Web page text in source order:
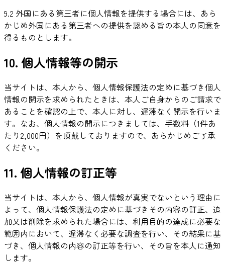
9.2 外国にある第三者に個人情報を提供する場合には、あら
かじめ外国にある第三者への提供を認める旨の本人の同意を
得るものとします。
10. 個人情報等の開示
当サイトは、本人から、個人情報保護法の定めに基づき個人
情報の開示を求められたときは、本人ご自身からのご請求で
あることを確認の上で、本人に対し、遅滞なく開示を行いま
す。なお、個人情報の開示につきましては、手数料（1件あ
たり2,000円）を頂戴しておりますので、あらかじめご了承
ください。
11. 個人情報の訂正等
当サイトは、本人から、個人情報が真実でないという理由に
よって、個人情報保護法の定めに基づきその内容の訂正、追
加又は削除を求められた場合には、利用目的の達成に必要な
範囲内において、遅滞なく必要な調査を行い、その結果に基
づき、個人情報の内容の訂正等を行い、その旨を本人に通知
します。